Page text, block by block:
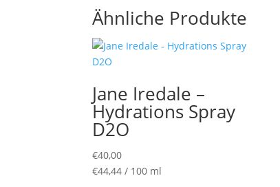
Ähnliche Produkte
Jane Iredale –
Hydrations Spray
D2O
€40,00
€44,44 / 100 ml